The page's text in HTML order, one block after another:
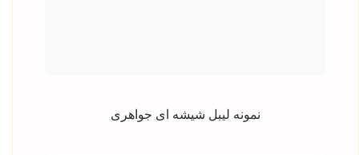
نمونه لیبل شیشه ای جواهری